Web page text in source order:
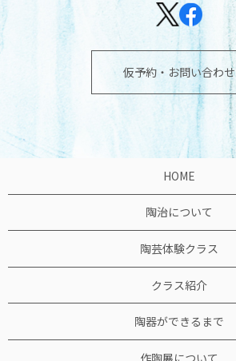
仮予約・お問い合わせ
HOME
陶治について
陶芸体験クラス
クラス紹介
陶器ができるまで
作陶展について